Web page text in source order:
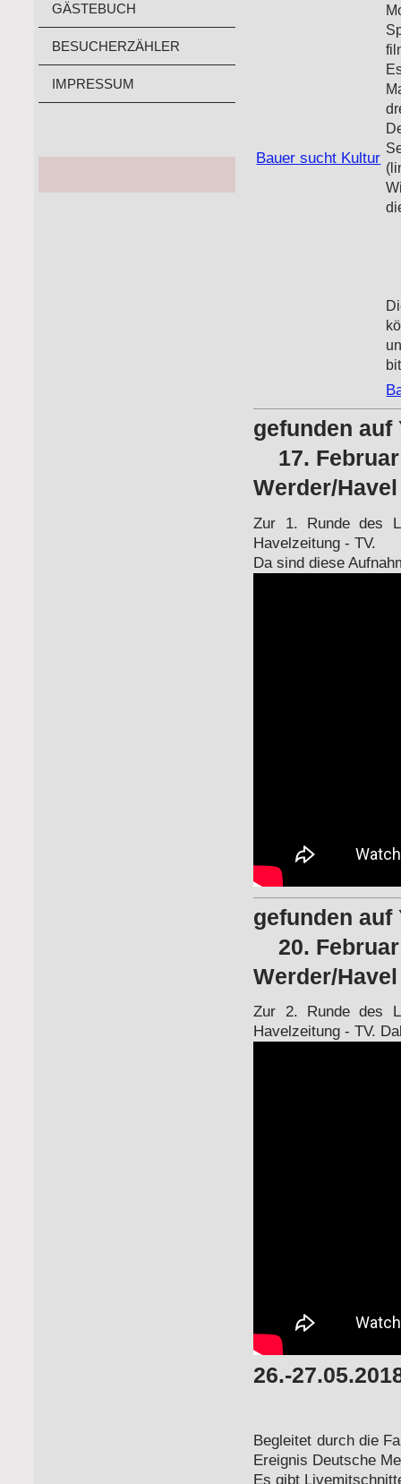
GÄSTEBUCH
BESUCHERZÄHLER
IMPRESSUM
Bauer sucht Kultur
D
17. Februar
Werder/Havel
Zur 1. Runde des
Havelzeitung - TV.
Da sind diese
20. Februar
Werder/Havel
Zur 2. Runde des
Havelzeitung - TV.
26.-
Begleitet durch die
Ereignis Deutsche
Es gibt